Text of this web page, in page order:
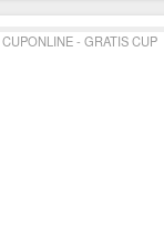
CUPONLINE - GRATIS CUP